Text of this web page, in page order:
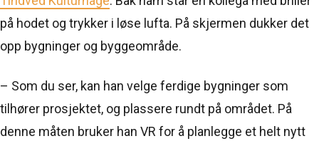
på hodet og trykker i løse lufta. På skjermen dukker det
opp bygninger og byggeområde.
– Som du ser, kan han velge ferdige bygninger som
tilhører prosjektet, og plassere rundt på området. På
denne måten bruker han VR for å planlegge et helt nytt